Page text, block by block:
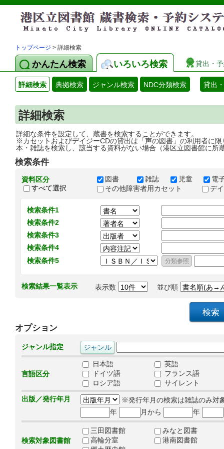
トップページ > 詳細検索
かんたん検索 いろいろ検索 貸出・
詳細検索 典拠検索 ジャンル検索 NDC分類検索 貸出
詳細検索
詳細な条件を設定して、蔵書を検索することができます。
※カセットおよびデイジーCDの貸出は「声の図書」の利用者に限
本・雑誌を検索し、該当する資料がない場合（港区立図書館に所
検索条件
資料区分
すべて選択
図書 雑誌 児童
電
その他障害者用カセット
デ
検索条件1
検索条件2
検索条件3
検索条件4
検索条件5
検索結果一覧表示 表示数 並び順
オプション
ジャンル指定
言語区分
日本語
英語
ドイツ語
フランス語
ロシア語
サイレント
出版／発行年月
※発行年月の検索は雑誌のみ対
年
月から 年
検索対象図書館
三田図書館
みなと図書
高輪分室
港南図書館